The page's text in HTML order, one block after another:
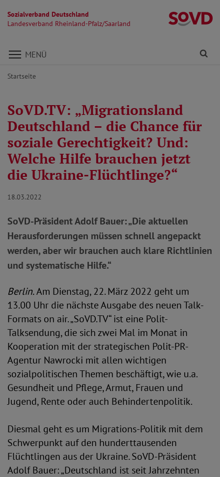
Sozialverband Deutschland
Landesverband Rheinland-Pfalz/Saarland
Direkt zu den Inhalten springen
MENÜ
Startseite
SoVD.TV: „Migrationsland
Deutschland – die Chance für
soziale Gerechtigkeit? Und:
Welche Hilfe brauchen jetzt
die Ukraine-Flüchtlinge?“
18.03.2022
SoVD-Präsident Adolf Bauer: „Die aktuellen
Herausforderungen müssen schnell angepackt
werden, aber wir brauchen auch klare Richtlinien
und systematische Hilfe.“
Berlin.Am Dienstag, 22. März 2022 geht um
13.00 Uhr die nächste Ausgabe des neuen Talk-
Formats on air. „SoVD.TV“ ist eine Polit-
Talksendung, die sich zwei Mal im Monat in
Kooperation mit der strategischen Polit-PR-
Agentur Nawrocki mit allen wichtigen
sozialpolitischen Themen beschäftigt, wie u.a.
Gesundheit und Pflege, Armut, Frauen und
Jugend, Rente oder auch Behindertenpolitik.
Diesmal geht es um Migrations-Politik mit dem
Schwerpunkt auf den hunderttausenden
Flüchtlingen aus der Ukraine. SoVD-Präsident
Adolf Bauer: „Deutschland ist seit Jahrzehnten